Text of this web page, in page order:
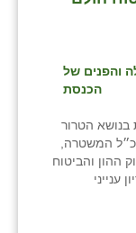
בנושא הטרור
המשטרה,
ההון והביטוח
ענייני